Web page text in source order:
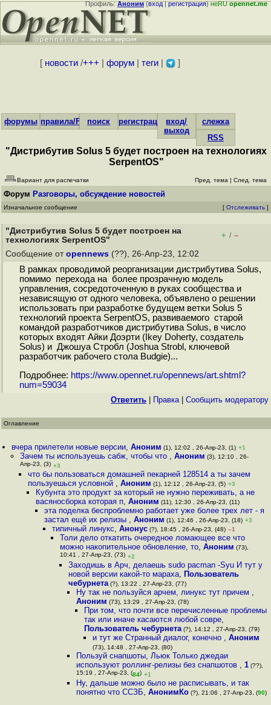
Профиль:Аноним(вход|регистрация)неRUopennet.me
[ новости/+++ форум| теги| ]
форумы правила/FAQпоиск регистрациявход/
выход
слежка
RSS
"Дистрибутив Solus 5 будет построен на технологиях
SerpentOS"
Вариант для распечатки Пред. тема | След. тема
Форум Разговоры, обсуждение новостей
Изначальное сообщение [ Отслеживать ]
"Дистрибутив Solus 5 будет построен на
технологиях SerpentOS"
+ / –
Сообщение от opennews (??), 26-Апр-23, 12:02
В рамках проводимой реорганизации дистрибутива Solus,
помимо перехода на более прозрачную модель
управления, сосредоточенную в руках сообщества и
независящую от одного человека, объявлено о решении
использовать при разработке будущем ветки Solus 5
технологий проекта SerpentOS, развиваемого старой
командой разработчиков дистрибутива Solus, в число
которых входят Айки Доэрти (Ikey Doherty, создатель
Solus) и Джошуа Стробл (Joshua Strobl, ключевой
разработчик рабочего стола Budgie)...
Подробнее: https://www.opennet.ru/opennews/art.shtml?
num=59034
Ответить Правка| Cообщить модератору
Оглавление
вчера прилетели новые версии,Аноним (1), 12:02 , 26-Апр-23, (1) +1
Зачем ты используешь сабж, чтобы что , Аноним (3), 12:10 , 26-
Апр-23, (3) +3
что бы пользоваться домашней пекарней 128514 а ты зачем
пользуешься условной , Аноним (1), 12:12 , 26-Апр-23, (5) +3
Кубунта это продукт за который не нужно переживать, а не
васяносборка которая п,Аноним (11), 12:30 , 26-Апр-23, (11)
эта поделка беспроблемно работает уже более трех лет - я
застал ещё их релизы , Аноним (1), 12:46 , 26-Апр-23, (18) +3
типичный линукс, Анонус(?), 18:45 , 26-Апр-23, (48) –1
Толи дело откатить очередное ломающее все что
можно накопительное обновление, то,Аноним (73),
10:41 , 27-Апр-23, (73) +2
Заходишь в Арч, делаешь sudo pacman -Syu И тут у
новой версии какой-то мараха, Пользователь
чебурнета(?), 13:22 , 27-Апр-23, (77)
Ну так не пользуйся арчем, линукс тут причем ,
Аноним (73), 13:29 , 27-Апр-23, (78)
При том, что почти все перечисленные проблемы
так или иначе касаются любой совре,
Пользователь чебурнета (?), 14:12 , 27-Апр-23, (79)
и тут же Странный диалог, конечно , Аноним
(73), 14:48 , 27-Апр-23, (80)
Пользуй снапшоты, Льюк Только джедаи
используют роллинг-релизы без снапшотов , 1(??),
15:19 , 27-Апр-23, (84) +1
Ну, дальше можно было не расписывать, и так
понятно что CCЗБ, АнонимКо(?), 21:06 , 27-Апр-23, (90)